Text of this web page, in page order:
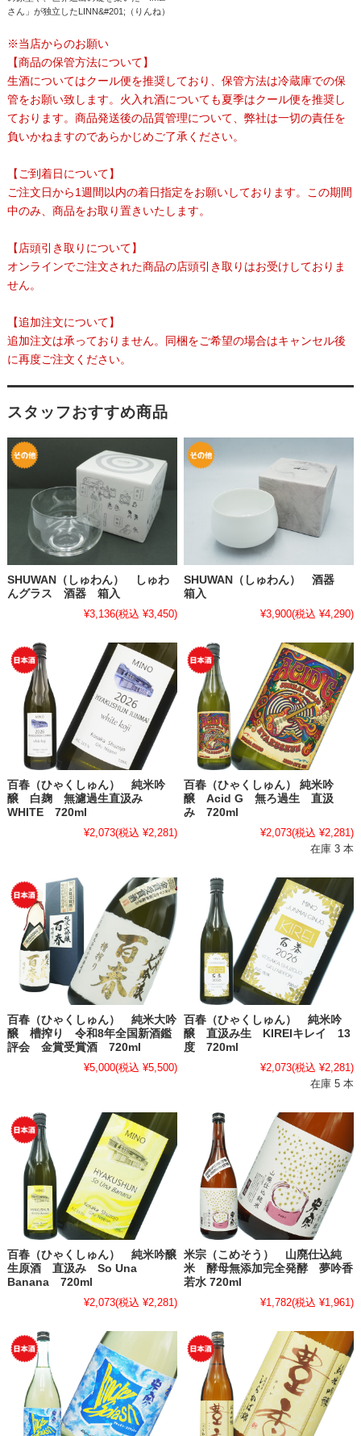
さん」が独立したLINN&#201;（りんね）
※当店からのお願い
【商品の保管方法について】
生酒についてはクール便を推奨しており、保管方法は冷蔵庫での保
管をお願い致します。火入れ酒についても夏季はクール便を推奨し
ております。商品発送後の品質管理について、弊社は一切の責任を
負いかねますのであらかじめご了承ください。
【ご到着日について】
ご注文日から1週間以内の着日指定をお願いしております。この期間
中のみ、商品をお取り置きいたします。
【店頭引き取りについて】
オンラインでご注文された商品の店頭引き取りはお受けしておりま
せん。
【追加注文について】
追加注文は承っておりません。同梱をご希望の場合はキャンセル後
に再度ご注文ください。
スタッフおすすめ商品
SHUWAN（しゅわん） しゅわ
んグラス 酒器 箱入
¥3,136(税込 ¥3,450)
SHUWAN（しゅわん） 酒器
箱入
¥3,900(税込 ¥4,290)
百春（ひゃくしゅん） 純米吟
醸 白麹 無濾過生直汲み
WHITE 720ml
¥2,073(税込 ¥2,281)
百春（ひゃくしゅん） 純米吟
醸 Acid G 無ろ過生 直汲
み 720ml
¥2,073(税込 ¥2,281)
在庫 3 本
百春（ひゃくしゅん） 純米大吟
醸 槽搾り 令和8年全国新酒鑑
評会 金賞受賞酒 720ml
¥5,000(税込 ¥5,500)
百春（ひゃくしゅん） 純米吟
醸 直汲み生 KIREIキレイ 13
度 720ml
¥2,073(税込 ¥2,281)
在庫 5 本
百春（ひゃくしゅん） 純米吟醸
生原酒 直汲み So Una
Banana 720ml
¥2,073(税込 ¥2,281)
米宗（こめそう） 山廃仕込純
米 酵母無添加完全発酵 夢吟香
若水 720ml
¥1,782(税込 ¥1,961)